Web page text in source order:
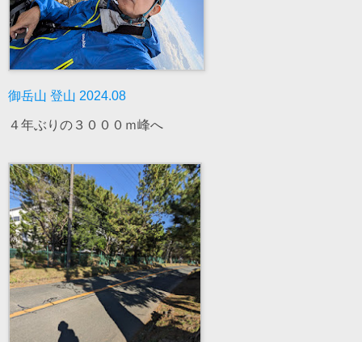
御岳山 登山 2024.08
４年ぶりの３０００ｍ峰へ